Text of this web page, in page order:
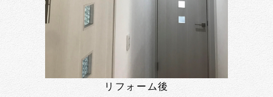
リフォーム後